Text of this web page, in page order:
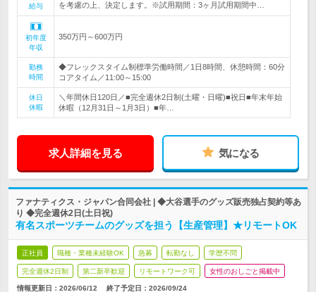
給与
を考慮の上、決定します。※試用期間：3ヶ月試用期間中…
初年度
年収
350万円～600万円
勤務
時間
◆フレックスタイム制標準労働時間／1日8時間、休憩時間：60分
コアタイム／11:00～15:00
休日
休暇
＼年間休日120日／■完全週休2日制(土曜・日曜)■祝日■年末年始
休暇（12月31日～1月3日）■年…
求人詳細を見る 気になる
ファナティクス・ジャパン合同会社 | ◆大谷選手のグッズ販売独占契約等あ
り ◆完全週休2日(土日祝)
有名スポーツチームのグッズを担う【生産管理】★リモートOK
正社員 職種・業種未経験OK 急募 転勤なし 学歴不問
完全週休2日制 第二新卒歓迎 リモートワーク可 女性のおしごと掲載中
情報更新日：2026/06/12 終了予定日： 2026/09/24